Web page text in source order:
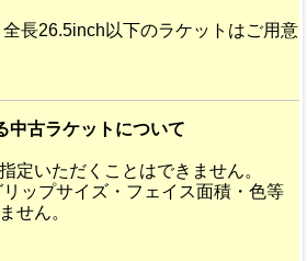
長26.5inch以下のラケットはご用意
中古ラケットについて
定いただくことはできません。
ップサイズ・フェイス面積・色等
せん。